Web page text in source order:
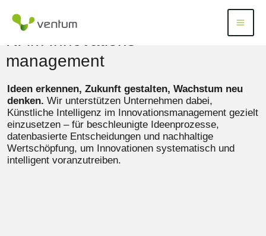
Inhalt
springen
management
Ideen erkennen, Zukunft gestalten, Wachstum neu
denken. Wir unterstützen Unternehmen dabei,
Künstliche Intelligenz im Innovationsmanagement gezielt
einzusetzen – für beschleunigte Ideenprozesse,
datenbasierte Entscheidungen und nachhaltige
Wertschöpfung, um Innovationen systematisch und
intelligent voranzutreiben.